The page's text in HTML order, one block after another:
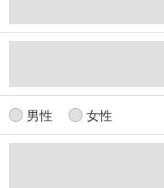
て＞
達成に必要な範囲におい
＞
洩等がなされないよう
た場合に生じる結果＞
男性 女性